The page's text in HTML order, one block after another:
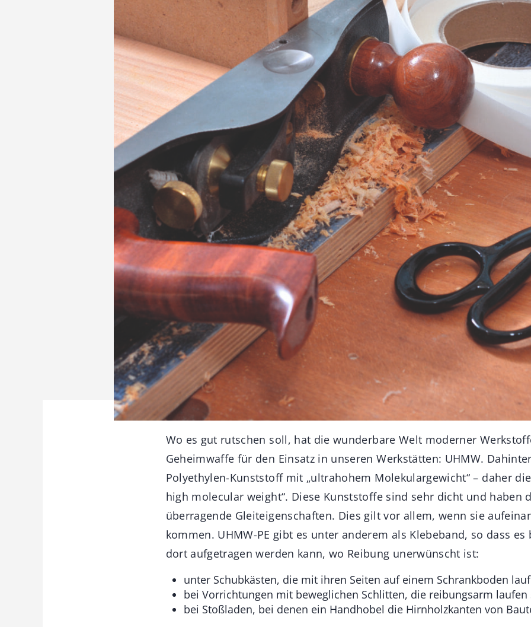
Wo es gut rutschen soll, hat die wunderbare Welt moderner
Geheimwaffe für den Einsatz in unseren Werkstätten: UHMW.
Polyethylen-Kunststoff mit „ultrahohem Molekulargewicht“ – daher
high molecular weight“. Diese Kunststoffe sind sehr dicht und haben
überragende Gleiteigenschaften. Dies gilt vor allem, wenn sie
kommen. UHMW-PE gibt es unter anderem als Klebeband, so dass
dort aufgetragen werden kann, wo Reibung unerwünscht ist:
unter Schubkästen, die mit ihren Seiten auf einem Schrankboden
bei Vorrichtungen mit beweglichen Schlitten, die reibungsarm laufen
bei Stoßladen, bei denen ein Handhobel die Hirnholzkanten von